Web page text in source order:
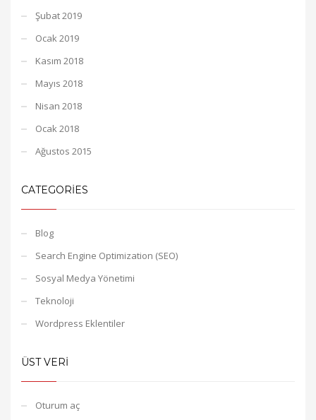
Şubat 2019
Ocak 2019
Kasım 2018
Mayıs 2018
Nisan 2018
Ocak 2018
Ağustos 2015
CATEGORIES
Blog
Search Engine Optimization (SEO)
Sosyal Medya Yönetimi
Teknoloji
Wordpress Eklentiler
ÜST VERI
Oturum aç